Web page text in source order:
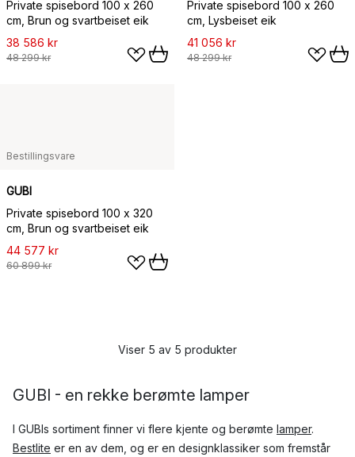
Private spisebord 100 x 260
cm, Brun og svartbeiset eik
38 586 kr
48 299 kr
Private spisebord 100 x 260
cm, Lysbeiset eik
41 056 kr
48 299 kr
Bestillingsvare
GUBI
Private spisebord 100 x 320
cm, Brun og svartbeiset eik
44 577 kr
60 899 kr
Viser 5 av 5 produkter
GUBI - en rekke berømte lamper
I GUBIs sortiment finner vi flere kjente og berømte lamper.
Bestlite er en av dem, og er en designklassiker som fremstår